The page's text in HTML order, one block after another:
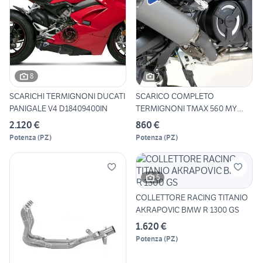
8
SCARICHI TERMIGNONI DUCATI
PANIGALE V4 D18409400IN
2.120 €
Potenza (PZ)
7
SCARICO COMPLETO
TERMIGNONI TMAX 560 MY
2020 2024
860 €
Potenza (PZ)
5
COLLETTORE RACING TITANIO
AKRAPOVIC BMW R 1300 GS
1.620 €
Potenza (PZ)